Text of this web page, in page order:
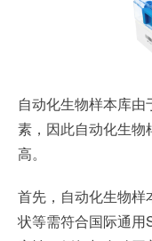
自动化生物样本库
素，因此自动化生物
高。
首先，自动化生物样
状等需符合国际通